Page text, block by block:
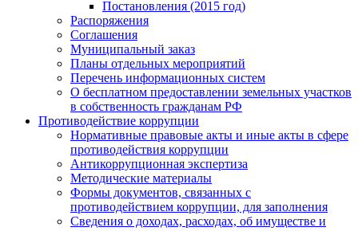
Постановления (2015 год)
Распоряжения
Соглашения
Муниципальный заказ
Планы отдельных мероприятий
Перечень информационных систем
О бесплатном предоставлении земельных участков
в собственность гражданам РФ
Противодействие коррупции
Нормативные правовые акты и иные акты в сфере
противодействия коррупции
Антикоррупционная экспертиза
Методические материалы
Формы документов, связанных с
противодействием коррупции, для заполнения
Сведения о доходах, расходах, об имуществе и